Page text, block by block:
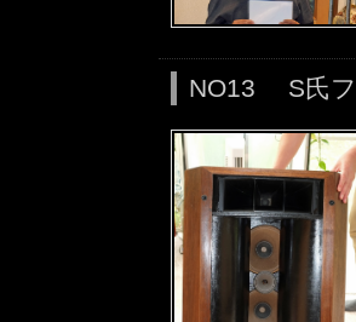
NO13 S氏フ